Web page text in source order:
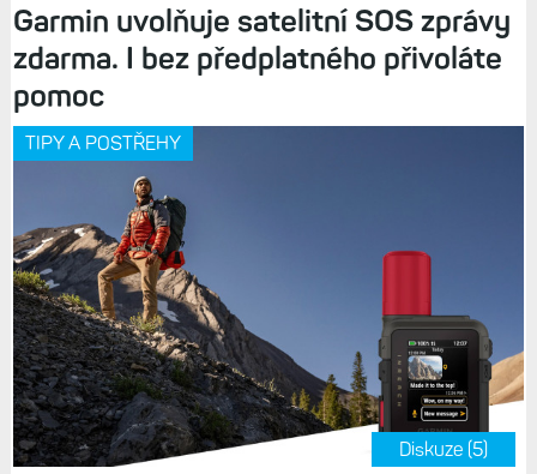
Garmin uvolňuje satelitní SOS zprávy
zdarma. I bez předplatného přivoláte
pomoc
TIPY A POSTŘEHY
Diskuze (5)